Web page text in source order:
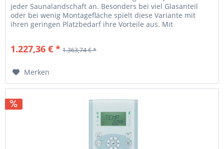
jeder Saunalandschaft an. Besonders bei viel Glasanteil
oder bei wenig Montagefläche spielt diese Variante mit
ihren geringen Platzbedarf ihre Vorteile aus. Mit
1.227,36 € * 1.363,74 € *
Merken